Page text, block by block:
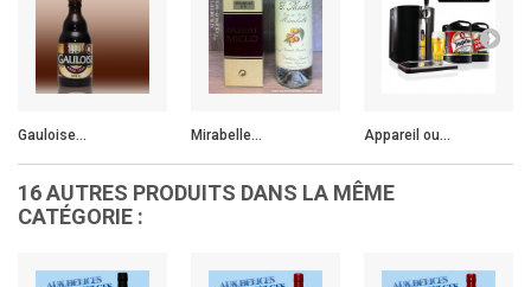
Gauloise... Mirabelle... Appareil ou...
16 AUTRES PRODUITS DANS LA MÊME
CATÉGORIE :